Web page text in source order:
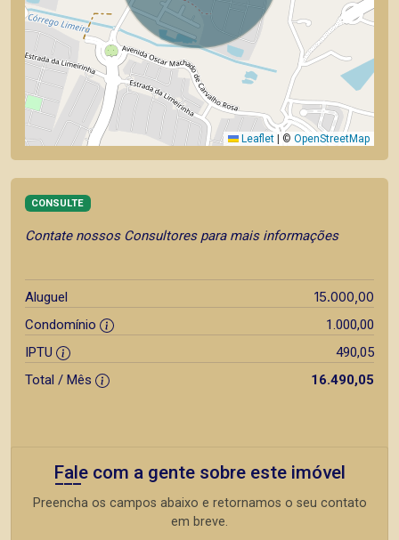
Leaflet © OpenStreetMap
CONSULTE
Contate nossos Consultores para mais informações
Aluguel 15.000,00
Condomínio
1.000,00
IPTU
490,05
Total / Mês
16.490,05
Fale com a gente sobre este imóvel
Preencha os campos abaixo e retornamos o seu contato
em breve.